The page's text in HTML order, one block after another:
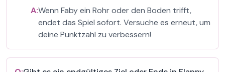
A:Wenn Faby ein Rohr oder den Boden trifft,
endet das Spiel sofort. Versuche es erneut, um
deine Punktzahl zu verbessern!